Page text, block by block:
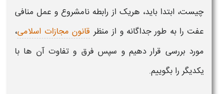
چیست،ابتدا باید، هریک از رابطه نامشروع و عمل منافی
عفت را به طور جداگانه و از منظر قانون مجازات اسلامی،
مورد بررسی قرار دهیم و سپس فرق و تفاوت آن ها با
یکدیگر را بگوییم.